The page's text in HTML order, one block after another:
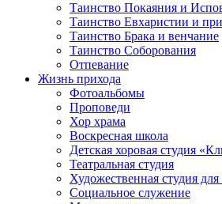
Таинство Покаяния и
Таинство Евхаристии и
Таинство Брака и венчание
Таинство Соборования
Отпевание
Жизнь прихода
Фотоальбомы
Проповеди
Хор храма
Воскресная школа
Детская хоровая студия
Театральная студия
Х​удожественная студия для
Социальное служение